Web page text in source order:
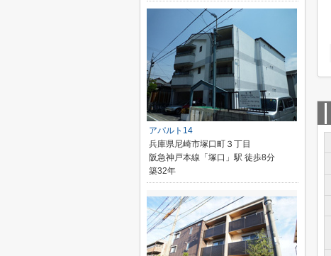
アパルト14
兵庫県尼崎市塚口町３丁目
阪急神戸本線「塚口」駅 徒歩8分
築32年